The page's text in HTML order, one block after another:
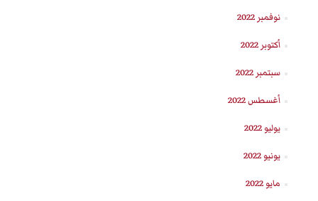
نوفمبر 2022
أكتوبر 2022
سبتمبر 2022
أغسطس 2022
يوليو 2022
يونيو 2022
مايو 2022